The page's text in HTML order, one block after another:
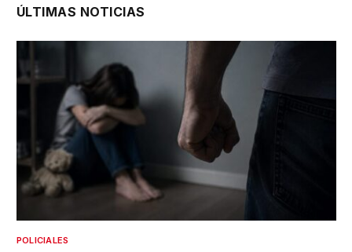
ÚLTIMAS NOTICIAS
POLICIALES